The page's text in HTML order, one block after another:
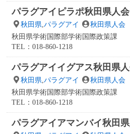
パラグアイピラポ秋田県人会
秋田県 ,パラグアイ
秋田県人会
秋田県学術国際部学術国際政策課
TEL：018-860-1218
パラグアイイグアス秋田県
秋田県 ,パラグアイ
秋田県人会
秋田県学術国際部学術国際政策課
TEL：018-860-1218
パラグアイアマンバイ秋田